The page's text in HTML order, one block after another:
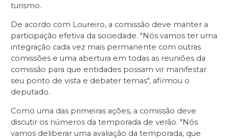
turismo.
De acordo com Loureiro, a comissão deve manter a
participação efetiva da sociedade. "Nós vamos ter uma
integração cada vez mais permanente com outras
comissões e uma abertura em todas as reuniões da
comissão para que entidades possam vir manifestar
seu ponto de vista e debater temas", afirmou o
deputado.
Como uma das primeiras ações, a comissão deve
discutir os números da temporada de verão. "Nós
vamos deliberar uma avaliação da temporada, que